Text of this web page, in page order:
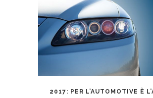
2017: PER L’AUTOMOTIVE È